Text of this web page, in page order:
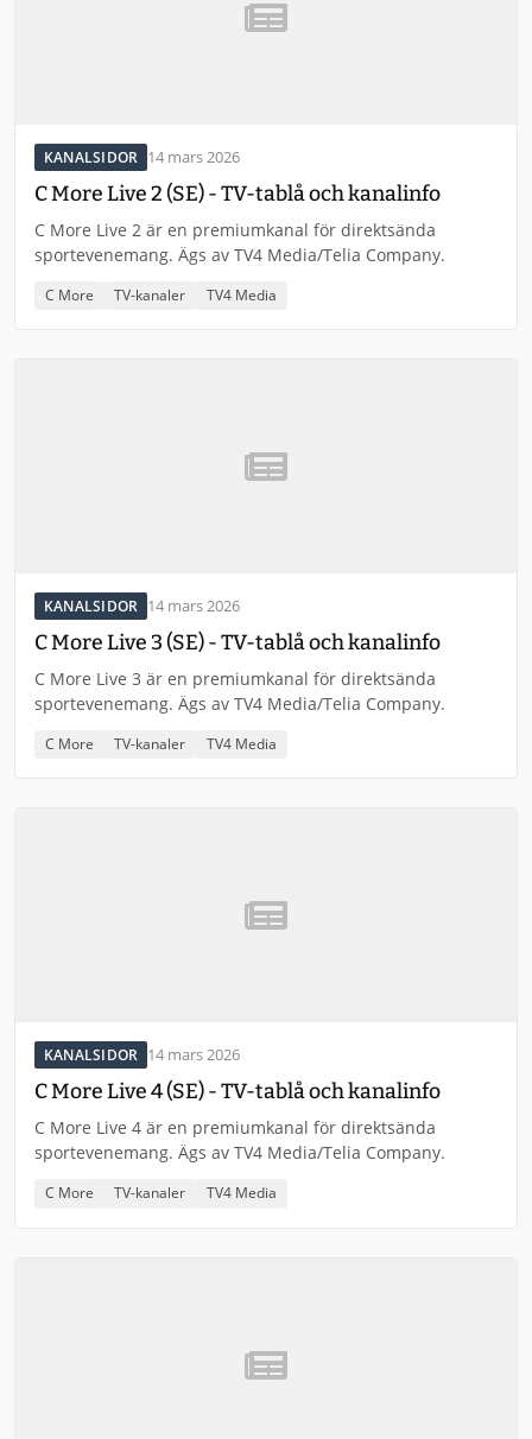
KANALSIDOR 14 mars 2026
C More Live 2 (SE) - TV-tablå och kanalinfo
C More Live 2 är en premiumkanal för direktsända
sportevenemang. Ägs av TV4 Media/Telia Company.
C More TV-kanaler TV4 Media
KANALSIDOR 14 mars 2026
C More Live 3 (SE) - TV-tablå och kanalinfo
C More Live 3 är en premiumkanal för direktsända
sportevenemang. Ägs av TV4 Media/Telia Company.
C More TV-kanaler TV4 Media
KANALSIDOR 14 mars 2026
C More Live 4 (SE) - TV-tablå och kanalinfo
C More Live 4 är en premiumkanal för direktsända
sportevenemang. Ägs av TV4 Media/Telia Company.
C More TV-kanaler TV4 Media